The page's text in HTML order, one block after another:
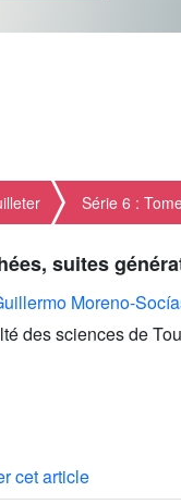
Série 6 :
suites
Moreno-
des sciences de
cet article